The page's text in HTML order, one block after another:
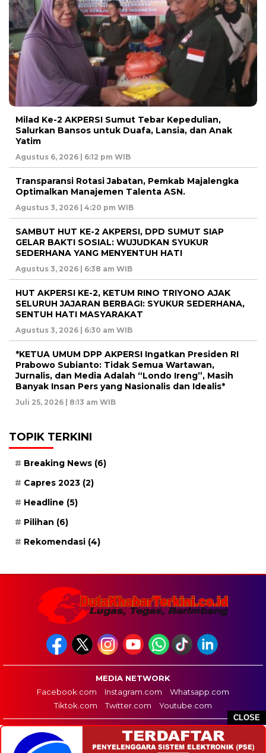
CLOSE
Milad Ke-2 AKPERSI Sumut Tebar Kepedulian,
Salurkan Bansos untuk Duafa, Lansia, dan Anak
Yatim
Agustus 6, 2026 | 6:12 pm WIB
Transparansi Rotasi Jabatan, Pemkab Majalengka
Optimalkan Manajemen Talenta ASN.
Agustus 3, 2026 | 4:20 pm WIB
SAMBUT HUT KE-2 AKPERSI, DPD SUMUT SIAP
GELAR BAKTI SOSIAL: WUJUDKAN SYUKUR
SEDERHANA YANG MENYENTUH HATI
Agustus 3, 2026 | 6:38 am WIB
HUT AKPERSI KE-2, KETUM RINO TRIYONO AJAK
SELURUH JAJARAN BERBAGI: SYUKUR SEDERHANA,
SENTUH HATI MASYARAKAT
Agustus 3, 2026 | 6:30 am WIB
*KETUA UMUM DPP AKPERSI Ingatkan Presiden RI
Prabowo Subianto: Tidak Semua Wartawan,
Jurnalis, dan Media Adalah “Londo Ireng”, Masih
Banyak Insan Pers yang Nasionalis dan Idealis*
Juli 25, 2026 | 8:13 am WIB
TOPIK TERKINI
Breaking News (6)
Capres 2023 (2)
Headline (5)
Pilihan (6)
Rekomendasi (4)
MEDIA NETWORK
Facebook.com
Instagram.com
Whatsapp.com
Tiktok.com
Twitter.com Youtube.com
HOME
PEDOMAN MEDIA SIBER
DISCLAIMER
INFO IKLAN